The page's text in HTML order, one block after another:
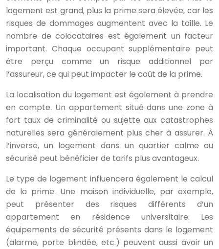
logement est grand, plus la prime sera élevée, car les
risques de dommages augmentent avec la taille. Le
nombre de colocataires est également un facteur
important. Chaque occupant supplémentaire peut
être perçu comme un risque additionnel par
l’assureur, ce qui peut impacter le coût de la prime.
La localisation du logement est également à prendre
en compte. Un appartement situé dans une zone à
fort taux de criminalité ou sujette aux catastrophes
naturelles sera généralement plus cher à assurer. À
l’inverse, un logement dans un quartier calme ou
sécurisé peut bénéficier de tarifs plus avantageux.
Le type de logement influencera également le calcul
de la prime. Une maison individuelle, par exemple,
peut présenter des risques différents d’un
appartement en résidence universitaire. Les
équipements de sécurité présents dans le logement
(alarme, porte blindée, etc.) peuvent aussi avoir un